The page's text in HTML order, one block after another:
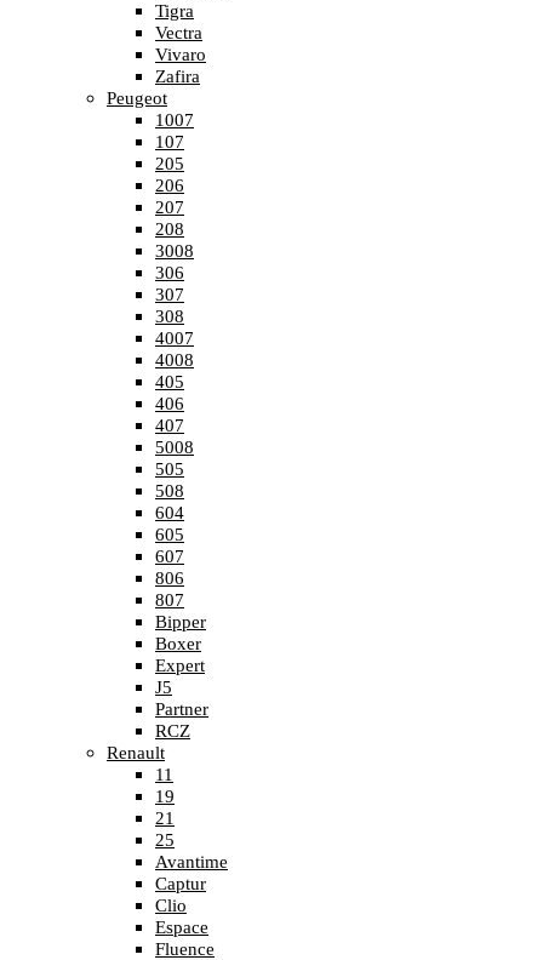
Tigra
Vectra
Vivaro
Zafira
Peugeot
1007
107
205
206
207
208
3008
306
307
308
4007
4008
405
406
407
5008
505
508
604
605
607
806
807
Bipper
Boxer
Expert
J5
Partner
RCZ
Renault
11
19
21
25
Avantime
Captur
Clio
Espace
Fluence